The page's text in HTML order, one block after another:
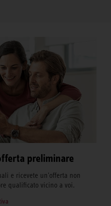
preliminare
e ricevete un'offerta non
qualificato vicino a voi.